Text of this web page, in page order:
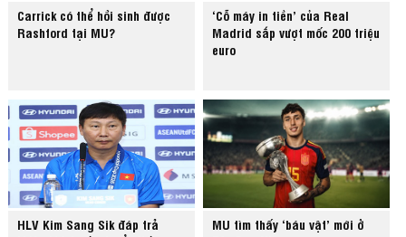
Carrick có thể hồi sinh được
Rashford tại MU?
‘Cỗ máy in tiền’ của Real
Madrid sắp vượt mốc 200 triệu
euro
HLV Kim Sang Sik đáp trả
MU tìm thấy ‘báu vật’ mới ở